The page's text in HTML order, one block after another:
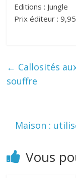
Editions : Jungle
Prix éditeur :
← Callosités
souffre
Maison :
Vous